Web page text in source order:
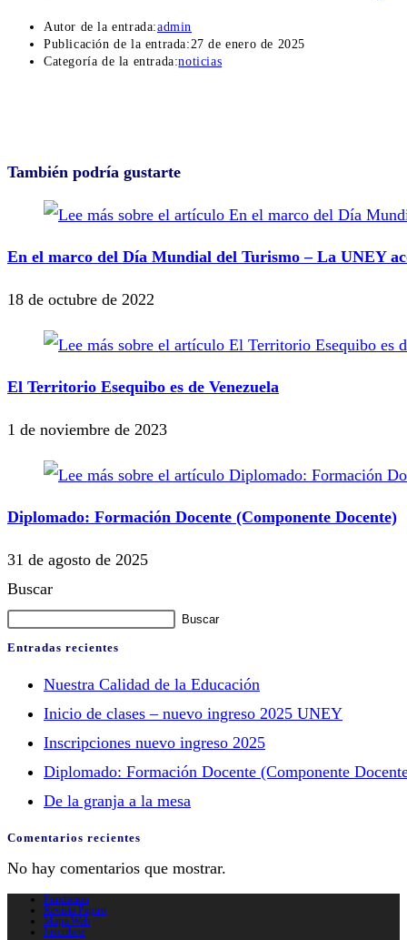
Autor de la entrada:admin
Publicación de la entrada: 27 de enero de 2025
Categoría de la entrada:noticias
También podría gustarte
En el marco del Día Mundial del Turismo – La UNEY
18 de octubre de 2022
El Territorio Esequibo es de Venezuela
1 de noviembre de 2023
Diplomado: Formación Docente (Componente Docente)
31 de agosto de 2025
Buscar
Buscar
Entradas recientes
Nuestra Calidad de la Educación
Inicio de clases – nuevo ingreso 2025 UNEY
Inscripciones nuevo ingreso 2025
Diplomado: Formación Docente (Componente
De la granja a la mesa
Comentarios recientes
No hay comentarios que mostrar.
Fundacion
Revista Papiro
Mapa Web
Inscribete